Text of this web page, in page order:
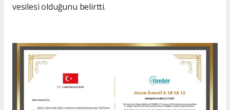
vesilesi olduğunu belirtti.